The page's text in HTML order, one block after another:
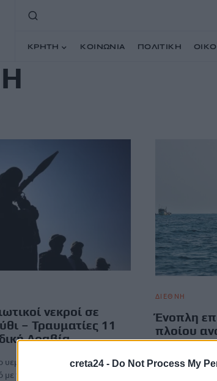
creta24 - Do Not Process My
ΚΡΗΤΗ ΚΟΙΝΩΝΙΑ ΠΟΛΙΤΙΚΗ
νεκροί σε
– Τραυματίες 11
Αραβία
υεμενίτικο ένοπλο κίνημα
το επώνυμο της οικογένειας
ΔΙΕΘΝΗ
Ένοπλη
πλοίου
ασφαλείας